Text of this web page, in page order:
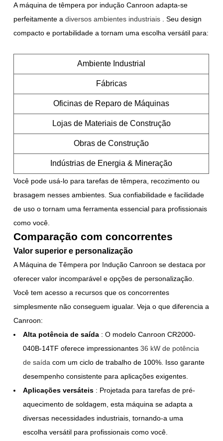
A máquina de têmpera por indução Canroon adapta-se
perfeitamente a diversos ambientes industriais
. Seu design
compacto e portabilidade a tornam uma escolha versátil para:
Ambiente Industrial
Fábricas
Oficinas de Reparo de Máquinas
Lojas de Materiais de Construção
Obras de Construção
Indústrias de Energia & Mineração
Você pode usá-lo para tarefas de têmpera, recozimento ou
brasagem nesses ambientes. Sua confiabilidade e facilidade
de uso o tornam uma ferramenta essencial para profissionais
como você.
Comparação com concorrentes
Valor superior e personalização
A Máquina de Têmpera por Indução Canroon se destaca por
oferecer valor incomparável e opções de personalização.
Você tem acesso a recursos que os concorrentes
simplesmente não conseguem igualar. Veja o que diferencia a
Canroon:
Alta potência de saída : O modelo Canroon CR2000-
040B-14TF oferece impressionantes 36 kW de potência
de saída com um ciclo de trabalho de 100%. Isso garante
desempenho consistente para aplicações exigentes.
Aplicações versáteis : Projetada para tarefas de pré-
aquecimento de soldagem, esta máquina se adapta a
diversas necessidades industriais, tornando-a uma
escolha versátil para profissionais como você.